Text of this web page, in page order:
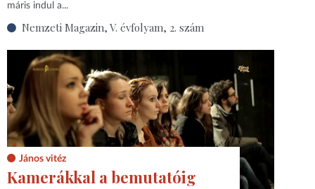
máris indul a...
Nemzeti Magazin, V. évfolyam, 2. szám
János vitéz
Kamerákkal a bemutatóig